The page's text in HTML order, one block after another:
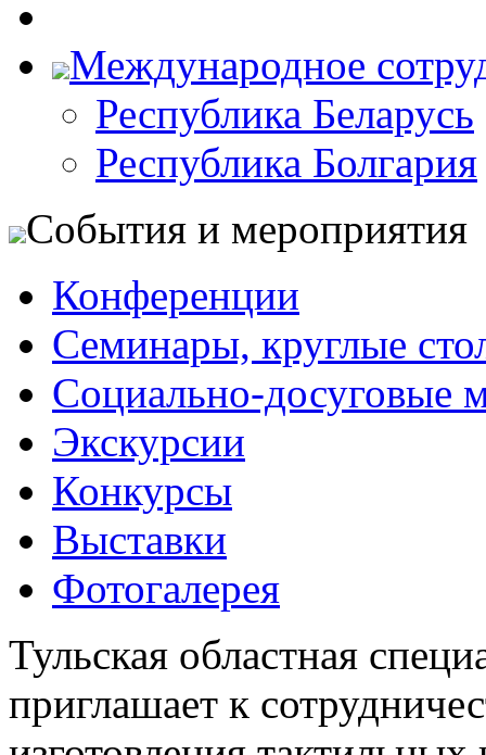
Международное
Республика Беларусь
Республика Болгария
События и мероприятия
Конференции
Семинары, круглые
Социально-досуговые
Экскурсии
Конкурсы
Выставки
Фотогалерея
Тульская областная
приглашает к